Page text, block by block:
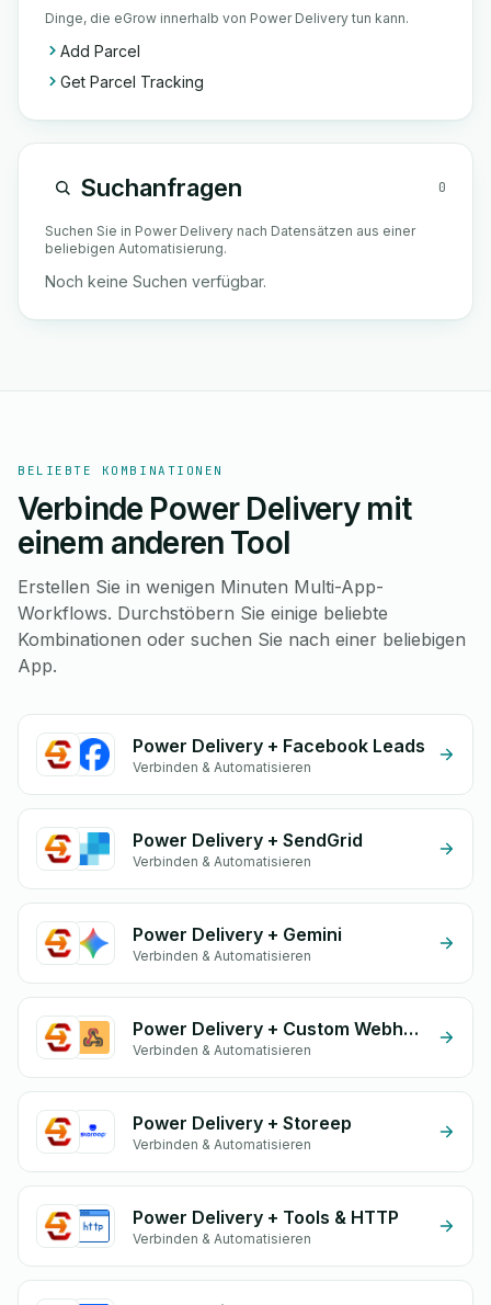
Dinge, die eGrow innerhalb von Power Delivery tun kann.
Add Parcel
Get Parcel Tracking
Suchanfragen 0
Suchen Sie in Power Delivery nach Datensätzen aus einer
beliebigen Automatisierung.
Noch keine Suchen verfügbar.
BELIEBTE KOMBINATIONEN
Verbinde Power Delivery mit
einem anderen Tool
Erstellen Sie in wenigen Minuten Multi-App-
Workflows. Durchstöbern Sie einige beliebte
Kombinationen oder suchen Sie nach einer beliebigen
App.
Power Delivery + Facebook Leads
Verbinden & Automatisieren
Power Delivery + SendGrid
Verbinden & Automatisieren
Power Delivery + Gemini
Verbinden & Automatisieren
Power Delivery + Custom Webhook
Verbinden & Automatisieren
Power Delivery + Storeep
Verbinden & Automatisieren
Power Delivery + Tools & HTTP
Verbinden & Automatisieren